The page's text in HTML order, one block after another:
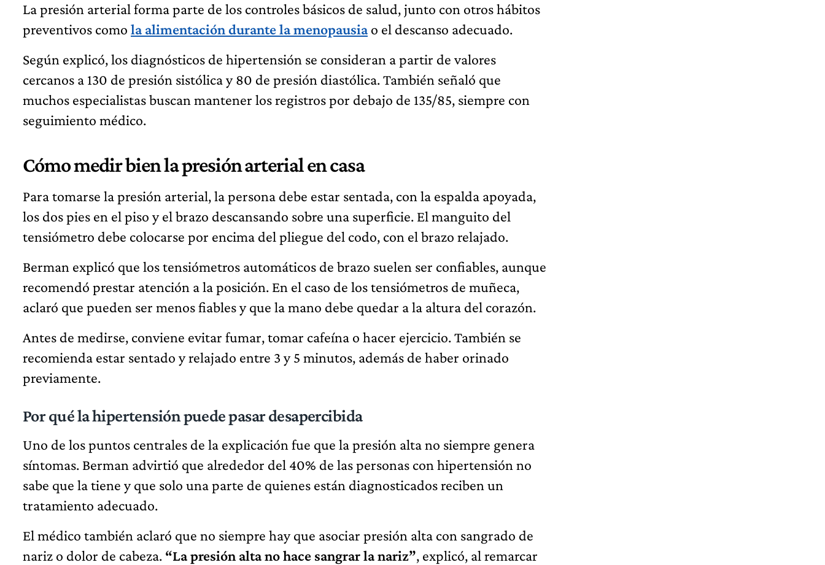
La presión arterial forma parte de los controles básicos de salud, junto con otros hábitos
preventivos como la alimentación durante la menopausiao el descanso adecuado.
Según explicó, los diagnósticos de hipertensión se consideran a partir de valores
cercanos a 130 de presión sistólica y 80 de presión diastólica. También señaló que
muchos especialistas buscan mantener los registros por debajo de 135/85, siempre con
seguimiento médico.
Cómo medir bien la presión arterial en casa
Para tomarse la presión arterial, la persona debe estar sentada, con la espalda apoyada,
los dos pies en el piso y el brazo descansando sobre una superficie. El manguito del
tensiómetro debe colocarse por encima del pliegue del codo, con el brazo relajado.
Berman explicó que los tensiómetros automáticos de brazo suelen ser confiables, aunque
recomendó prestar atención a la posición. En el caso de los tensiómetros de muñeca,
aclaró que pueden ser menos fiables y que la mano debe quedar a la altura del corazón.
Antes de medirse, conviene evitar fumar, tomar cafeína o hacer ejercicio. También se
recomienda estar sentado y relajado entre 3 y 5 minutos, además de haber orinado
previamente.
Por qué la hipertensión puede pasar desapercibida
Uno de los puntos centrales de la explicación fue que la presión alta no siempre genera
síntomas. Berman advirtió que alrededor del 40% de las personas con hipertensión no
sabe que la tiene y que solo una parte de quienes están diagnosticados reciben un
tratamiento adecuado.
El médico también aclaró que no siempre hay que asociar presión alta con sangrado de
nariz o dolor de cabeza. “La presión alta no hace sangrar la nariz”, explicó, al remarcar